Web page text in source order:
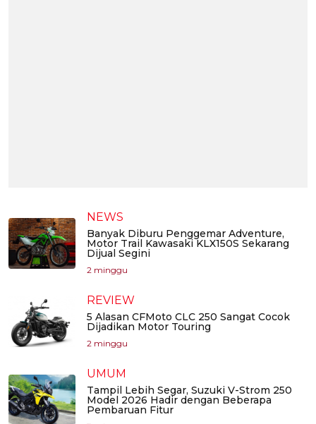
NEWS
Banyak Diburu Penggemar Adventure,
Motor Trail Kawasaki KLX150S Sekarang
Dijual Segini
2 minggu
REVIEW
5 Alasan CFMoto CLC 250 Sangat Cocok
Dijadikan Motor Touring
2 minggu
UMUM
Tampil Lebih Segar, Suzuki V-Strom 250
Model 2026 Hadir dengan Beberapa
Pembaruan Fitur